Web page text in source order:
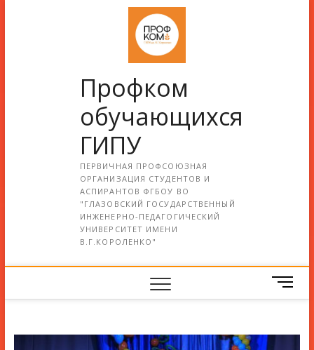
Профком
обучающихся
ГИПУ
ПЕРВИЧНАЯ ПРОФСОЮЗНАЯ
ОРГАНИЗАЦИЯ СТУДЕНТОВ И
АСПИРАНТОВ ФГБОУ ВО
"ГЛАЗОВСКИЙ ГОСУДАРСТВЕННЫЙ
ИНЖЕНЕРНО-ПЕДАГОГИЧЕСКИЙ
УНИВЕРСИТЕТ ИМЕНИ
В.Г.КОРОЛЕНКО"
М
е